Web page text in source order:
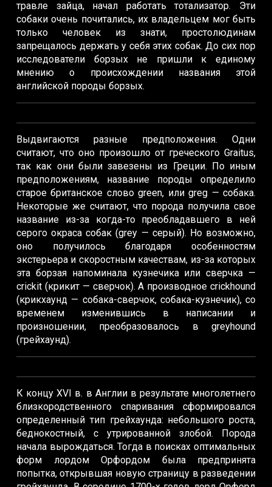
травле зайца, начал работать тотализатор. Эти
собаки очень почитались, их владельцем мог быть
только человек из знати, простолюдинам
запрещалось держать у себя этих собак. До сих пор
исследователи борзых не пришли к единому
мнению о происхождении названия этой
английской породы борзых.
Выдвигаются разные предположения. Одни
считают, что оно произошло от греческого Graitus,
так как они были завезены из Греции. По иным
предположениям, название породы определило
старое британское слово green, или greg — собака.
Некоторые же считают, что порода получила свое
название из-за когда-то преобладавшего в ней
серого окраса собак (grey — серый). Но возможно,
оно получилось благодаря особенностям
экстерьера и скоростным качествам, из-за которых
эта борзая напоминала кузнечика или сверчка —
crickit (крикит — сверчок). А производное crickhound
(крикхаунд — собака-сверчок, собака-кузнечик), со
временем изменившись в написании и
произношении, преобразовалось в greyhound
(грейхаунд).
К концу XVI в. в Англии в результате многолетнего
близкородственного спаривания сформировался
определенный тип грейхаунда: небольшого роста,
беднокостный, с утрированной злобой. Порода
начала вырождаться. Тогда в поисках оптимальных
форм лордом Орфордом была предпринята
попытка, открывшая новую страницу в разведении